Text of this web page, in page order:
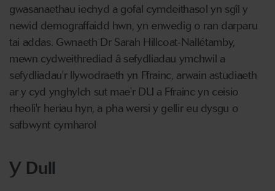
gwasanaethau iechyd a gofal cymdeithasol yn sgîl y
newid demograffaidd hwn, yn enwedig o ran darparu
tai addas. Gwnaeth Dr Sarah Hillcoat-Nallétamby,
mewn cydweithrediad â sefydliadau ymchwil a
sefydliadau'r llywodraeth yn Ffrainc, arwain astudiaeth
ar y cyd ynghylch sut mae'r DU a Ffrainc yn ceisio
rheoli'r heriau hyn, a pha wersi y gellir eu dysgu o
safbwynt cymharol
Y Dull